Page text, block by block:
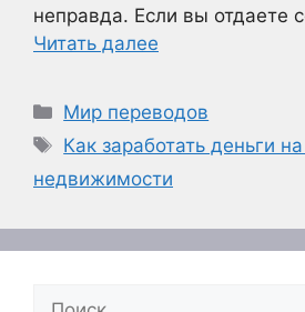
неправда. Если вы отдаете
Читать далее
Рубрики
Мир переводов
Метки
Как заработать деньги
недвижимости
Поиск: